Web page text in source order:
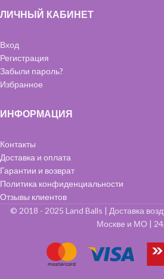
ЛИЧНЫЙ КАБИНЕТ
Вход
Регистрация
Забыли пароль?
Избранное
ИНФОРМАЦИЯ
Контакты
Доставка и оплата
Гарантии и возврат
Политика конфиденциальности
Отзывы клиентов
© 2018 - 2025 Land Balls | Доставка
Москве и МО |